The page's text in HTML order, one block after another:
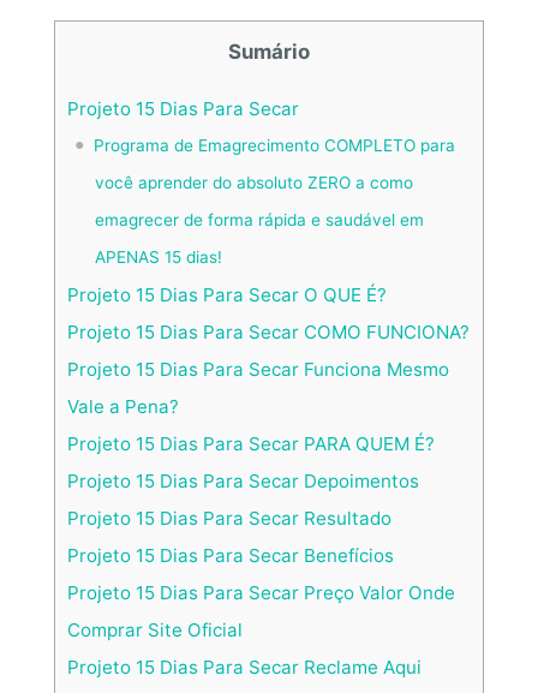
Sumário
Projeto 15 Dias Para Secar
Programa de Emagrecimento COMPLETO para
você aprender do absoluto ZERO a como
emagrecer de forma rápida e saudável em
APENAS 15 dias!
Projeto 15 Dias Para Secar O QUE É?
Projeto 15 Dias Para Secar COMO FUNCIONA?
Projeto 15 Dias Para Secar Funciona Mesmo
Vale a Pena?
Projeto 15 Dias Para Secar PARA QUEM É?
Projeto 15 Dias Para Secar Depoimentos
Projeto 15 Dias Para Secar Resultado
Projeto 15 Dias Para Secar Benefícios
Projeto 15 Dias Para Secar Preço Valor Onde
Comprar Site Oficial
Projeto 15 Dias Para Secar Reclame Aqui